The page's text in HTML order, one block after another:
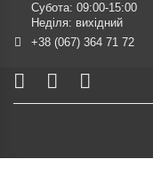
Субота: 09:00-15:00
Неділя: вихідний
+38 (067) 364 71 72